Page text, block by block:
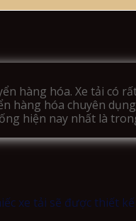
hàng hóa. Xe tải có
hàng hóa chuyên
hiện nay nhất là
xe tải sẽ được thiết